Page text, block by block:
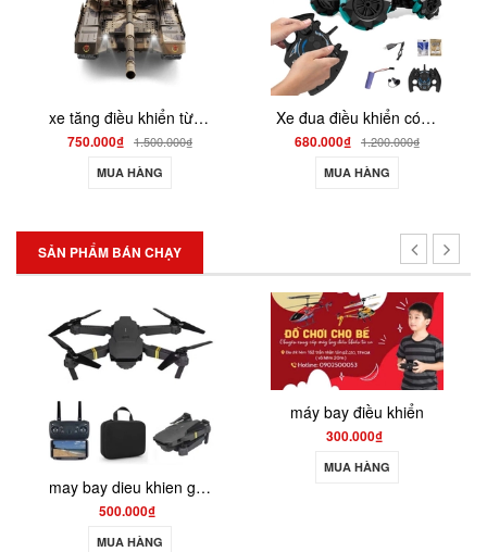
xe tăng điều khiển từ xa bắn đạn có xoay nòng ta03
750.000₫ 1.500.000₫
MUA HÀNG
Xe đua điều khiển có bắn đạn thạch , chạy nhanh drift 4dw
680.000₫ 1.200.000₫
MUA HÀNG
SẢN PHẨM BÁN CHẠY
may bay dieu khien gia re 801
500.000₫
MUA HÀNG
máy bay điều khiển
300.000₫
MUA HÀNG